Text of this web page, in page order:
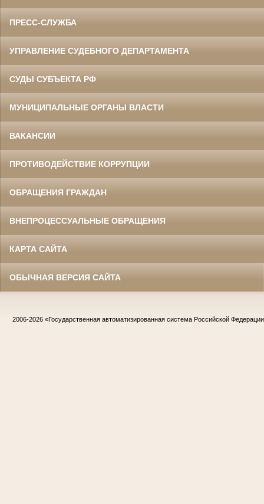
ПРЕСС-СЛУЖБА
УПРАВЛЕНИЕ СУДЕБНОГО ДЕПАРТАМЕНТА
СУДЫ СУБЪЕКТА РФ
МУНИЦИПАЛЬНЫЕ ОРГАНЫ ВЛАСТИ
ВАКАНСИИ
ПРОТИВОДЕЙСТВИЕ КОРРУПЦИИ
ОБРАЩЕНИЯ ГРАЖДАН
ВНЕПРОЦЕССУАЛЬНЫЕ ОБРАЩЕНИЯ
КАРТА САЙТА
ОБЫЧНАЯ ВЕРСИЯ САЙТА
2006-2026 «Государственная автоматизированная система Российской